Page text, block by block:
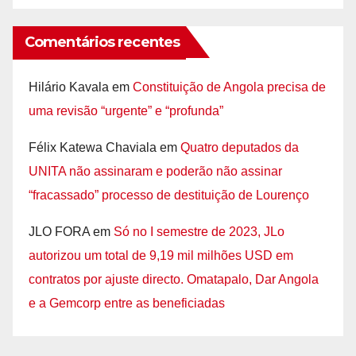
Comentários recentes
Hilário Kavala em Constituição de Angola precisa de
uma revisão “urgente” e “profunda”
Félix Katewa Chaviala em Quatro deputados da
UNITA não assinaram e poderão não assinar
“fracassado” processo de destituição de Lourenço
JLO FORA em Só no I semestre de 2023, JLo
autorizou um total de 9,19 mil milhões USD em
contratos por ajuste directo. Omatapalo, Dar Angola
e a Gemcorp entre as beneficiadas